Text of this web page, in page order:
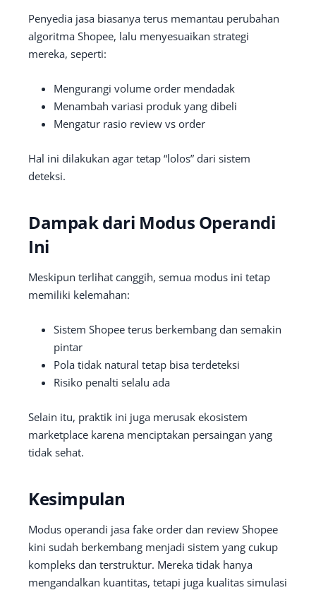
Penyedia jasa biasanya terus memantau perubahan
algoritma Shopee, lalu menyesuaikan strategi
mereka, seperti:
Mengurangi volume order mendadak
Menambah variasi produk yang dibeli
Mengatur rasio review vs order
Hal ini dilakukan agar tetap “lolos” dari sistem
deteksi.
Dampak dari Modus Operandi
Ini
Meskipun terlihat canggih, semua modus ini tetap
memiliki kelemahan:
Sistem Shopee terus berkembang dan semakin
pintar
Pola tidak natural tetap bisa terdeteksi
Risiko penalti selalu ada
Selain itu, praktik ini juga merusak ekosistem
marketplace karena menciptakan persaingan yang
tidak sehat.
Kesimpulan
Modus operandi jasa fake order dan review Shopee
kini sudah berkembang menjadi sistem yang cukup
kompleks dan terstruktur. Mereka tidak hanya
mengandalkan kuantitas, tetapi juga kualitas simulasi